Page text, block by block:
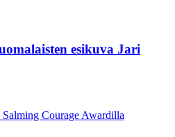
esikuva Jari